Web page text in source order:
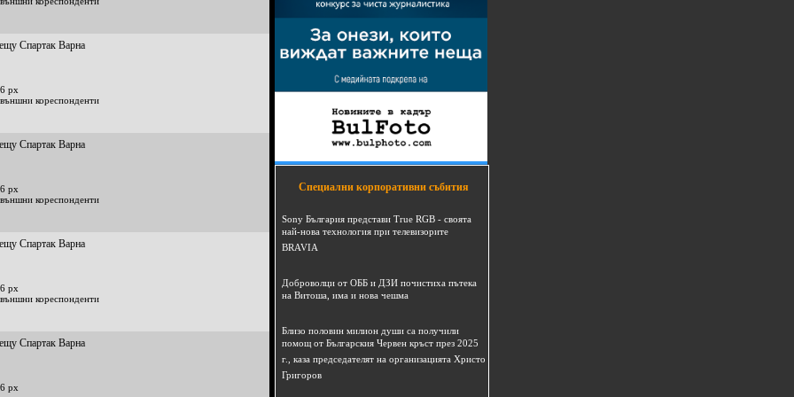
Спартак Варна
px
кореспонденти
Спартак Варна
px
кореспонденти
Спартак Варна
px
кореспонденти
Спартак Варна
px
Специални корпоративни събития
Sony България представи True RGB - своята
най-нова технология при телевизорите
BRAVIA
Доброволци от ОББ и ДЗИ почистиха пътека
на Витоша, има и нова чешма
Близо половин милион души са получили
помощ от Българския Червен кръст през 2025
г., каза председателят на организацията Христо
Григоров